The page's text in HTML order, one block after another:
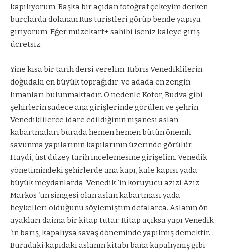
kapılıyorum. Başka bir açıdan fotoğraf çekeyim derken
burçlarda dolanan Rus turistleri görüp bende yapıya
giriyorum. Eğer müzekart+ sahibi iseniz kaleye giriş
ücretsiz.
Yine kısa bir tarih dersi verelim. Kıbrıs Venediklilerin
doğudaki en büyük toprağıdır ve adada en zengin
limanları bulunmaktadır. O nedenle Kotor, Budva gibi
şehirlerin sadece ana girişlerinde görülen ve şehrin
Venediklilerce idare edildiğinin nişanesi aslan
kabartmaları burada hemen hemen bütün önemli
savunma yapılarının kapılarının üzerinde görülür.
Haydi, üst düzey tarih incelemesine girişelim. Venedik
yönetimindeki şehirlerde ana kapı, kale kapısı yada
büyük meydanlarda Venedik ‘in koruyucu azizi Aziz
Markos ‘un simgesi olan aslan kabartması yada
heykelleri olduğunu söylemiştim defalarca. Aslanın ön
ayakları daima bir kitap tutar. Kitap açıksa yapı Venedik
‘in barış, kapalıysa savaş döneminde yapılmış demektir.
Buradaki kapıdaki aslanın kitabı bana kapalıymış gibi